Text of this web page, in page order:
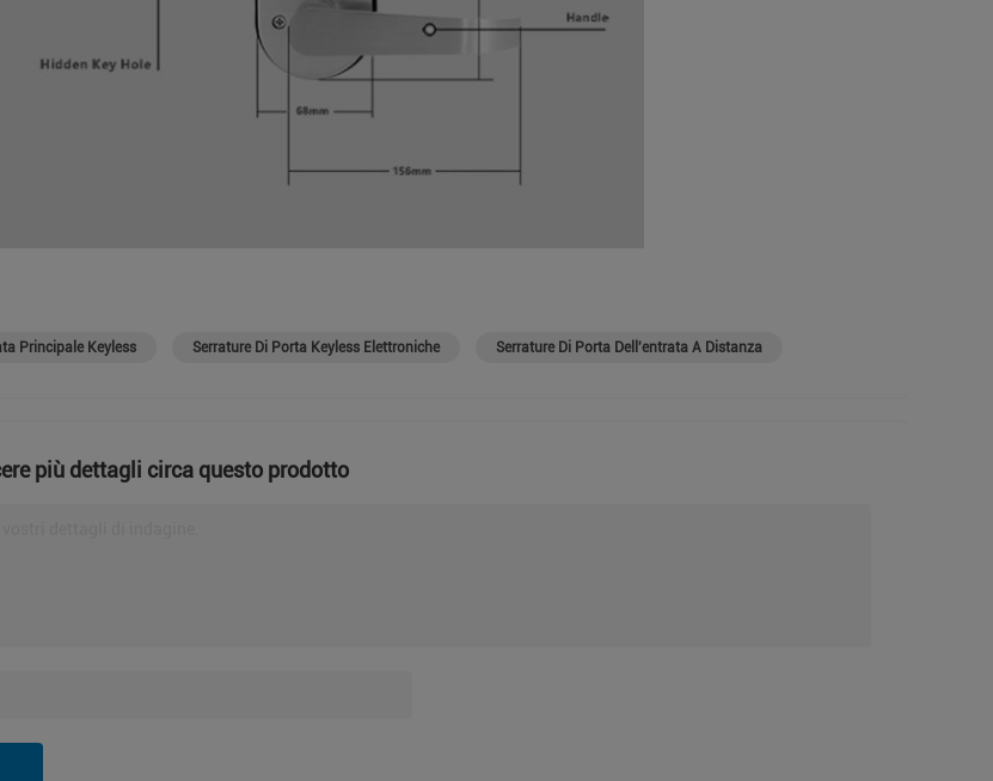
Principale Keyless Serrature Di Porta Keyless Elettroniche Serrature Di Porta Dell'entrata A Distanza
più dettagli circa questo prodotto